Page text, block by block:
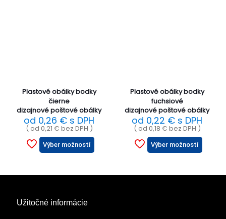
Plastové obálky bodky
čierne
dizajnové poštové obálky
od 0,26 € s DPH
( od 0,21 € bez DPH )
Výber možností
Plastové obálky bodky
fuchsiové
dizajnové poštové obálky
od 0,22 € s DPH
( od 0,18 € bez DPH )
Výber možností
Užitočné informácie